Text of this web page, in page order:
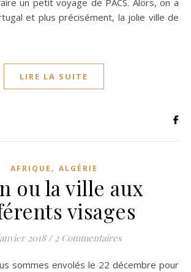
un petit voyage de PACS. Alors, on a
et plus précisément, la jolie ville de
LIRE LA SUITE
AFRIQUE , ALGÉRIE
ou la ville aux
visages
2018/ 2 Commentaires